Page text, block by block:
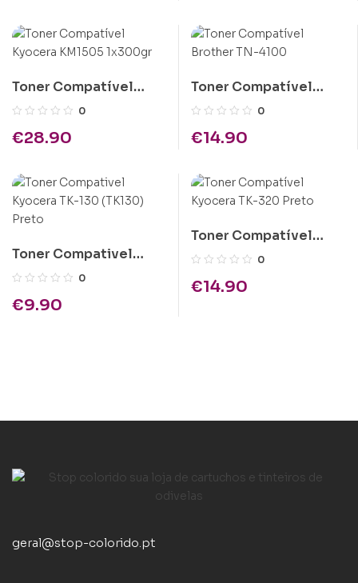
Toner Compatível
Kyocera KM1505
0
€28.90
Toner Compatível
Brother TN-4100
0
€14.90
Toner Compativel
Kyocera TK-130
0
€9.90
Toner Compatível
Kyocera TK-320 Preto
0
€14.90
geral@stop-colorido.pt